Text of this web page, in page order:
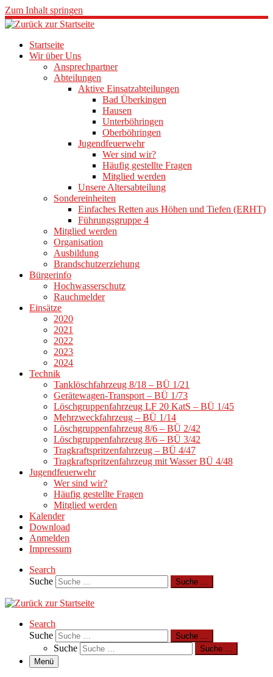
Zum Inhalt springen
Startseite
Wir über Uns
Ansprechpartner
Abteilungen
Aktive Einsatzabteilungen
Bad Überkingen
Hausen
Unterböhringen
Oberböhringen
Jugendfeuerwehr
Wer sind wir?
Häufig gestellte Fragen
Mitglied werden
Unsere Altersabteilung
Sondereinheiten
Einfaches Retten aus Höhen und Tiefen (ERHT)
Führungsgruppe 4
Mitglied werden
Organisation
Ausbildung
Brandschutzerziehung
Bürgerinfo
Hochwasserschutz
Rauchmelder
Einsätze
2020
2021
2022
2023
2024
Technik
Tanklöschfahrzeug 8/18 – BÜ 1/21
Gerätewagen-Transport – BÜ 1/73
Löschgruppenfahrzeug LF 20 KatS – BÜ 1/45
Mehrzweckfahrzeug – BÜ 1/14
Löschgruppenfahrzeug 8/6 – BÜ 2/42
Löschgruppenfahrzeug 8/6 – BÜ 3/42
Tragkraftspritzenfahrzeug – BÜ 4/47
Tragkraftspritzenfahrzeug mit Wasser BÜ 4/48
Jugendfeuerwehr
Wer sind wir?
Häufig gestellte Fragen
Mitglied werden
Kalender
Download
Anmelden
Impressum
Search
Suche
Suche …
Search
Suche
Suche …
Suche
Suche …
Menü